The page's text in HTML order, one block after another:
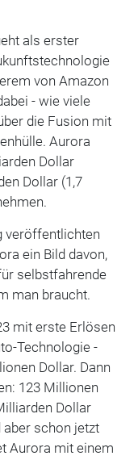
als erster
von Amazon
- wie viele
die Fusion mit
Aurora
Dollar
Dollar (1,7
veröffentlichten
ein Bild davon,
selbstfahrende
man braucht.
mit erste Erlösen
Technologie -
Dollar. Dann
123 Millionen
Dollar
aber schon jetzt
Aurora mit einem